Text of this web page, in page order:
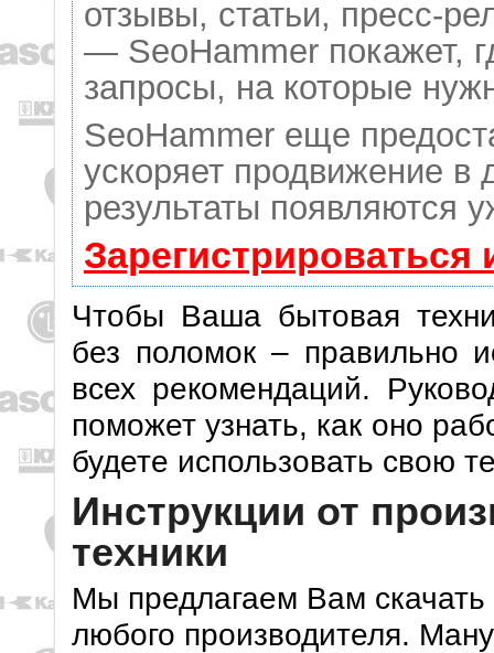
отзывы, статьи, пресс-
— SeoHammer покажет,
запросы, на которые
SeoHammer еще
ускоряет продвижение в
результаты появляются
Чтобы Ваша бытовая
без поломок – правильно
всех рекомендаций.
поможет узнать, как оно
будете использовать свою
Инструкции от
техники
Мы предлагаем Вам скачать
любого производителя.